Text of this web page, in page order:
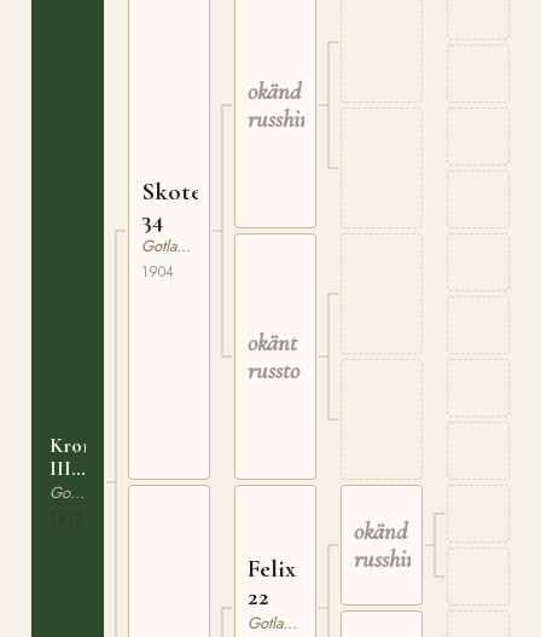
Krona
III
151Gotlandsruss
Skote
34
Gotlandsruss
1904
okänd
russhingst
okänt
russto
Felix
22
Gotlandsruss
okänd
russhingst